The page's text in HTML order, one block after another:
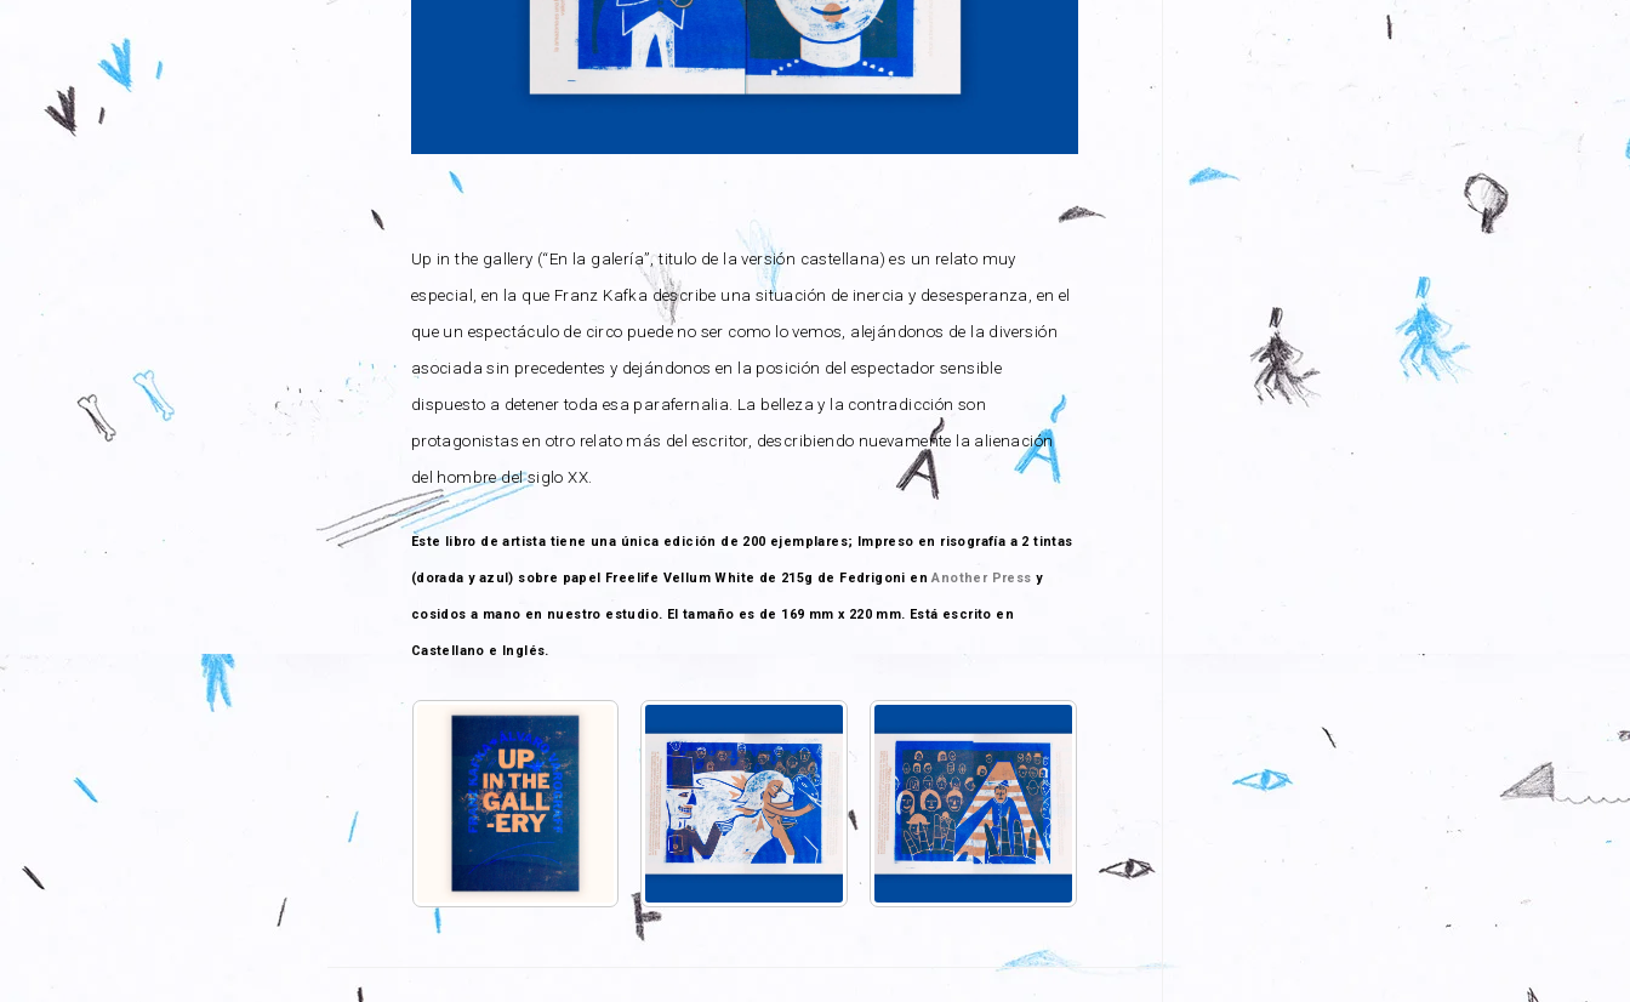
Up in the gallery (“En la galería”, titulo de la versión castellana) es un relato muy
especial, en la que Franz Kafka describe una situación de inercia y desesperanza, en el
que un espectáculo de circo puede no ser como lo vemos, alejándonos de la diversión
asociada sin precedentes y dejándonos en la posición del espectador sensible
dispuesto a detener toda esa parafernalia. La belleza y la contradicción son
protagonistas en otro relato más del escritor, describiendo nuevamente la alienación
del hombre del siglo XX.
Este libro de artista tiene una única edición de 200 ejemplares; Impreso en risografía a 2 tintas
(dorada y azul) sobre papel Freelife Vellum White de 215g de Fedrigoni enAnother Press y
cosidos a mano en nuestro estudio. El tamaño es de 169 mm x 220 mm. Está escrito en
Castellano e Inglés.